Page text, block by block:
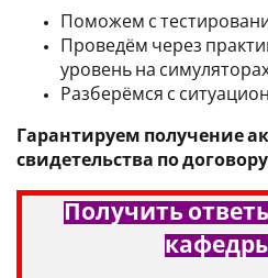
Поможем с
Проведём через
уровень на
Разберёмся с
Гарантируем получение
свидетельства по
Получить